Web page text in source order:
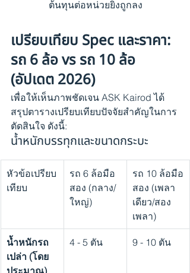
ต้นทุนต่อหน่วยยิ่งถูกลง
เปรียบเทียบ Spec และราคา:
รถ 6 ล้อ vs รถ 10 ล้อ
(อัปเดต 2026)
เพื่อให้เห็นภาพชัดเจน ASK Kairod ได้
สรุปตารางเปรียบเทียบปัจจัยสำคัญในการ
ตัดสินใจ ดังนี้:
น้ำหนักบรรทุกและขนาดกระบะ
หัวข้อเปรียบ
เทียบ
รถ 6 ล้อมือ
สอง (กลาง/
ใหญ่)
รถ 10 ล้อมือ
สอง (เพลา
เดียว/สอง
เพลา)
น้ำหนักรถ
เปล่า (โดย
ประมาณ)
4 - 5 ตัน 9 - 10 ตัน